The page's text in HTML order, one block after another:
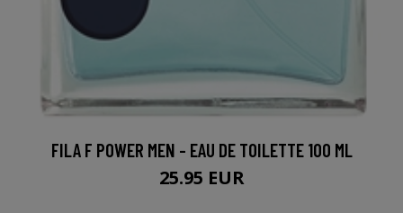
FILA F POWER MEN - EAU DE TOILETTE 100 ML
25.95 EUR